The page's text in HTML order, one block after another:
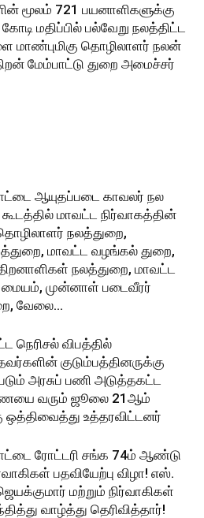
மூலம் 721 பயனாளிகளுக்கு
மதிப்பில் பல்வேறு நலத்திட்ட
மாண்புமிகு தொழிலாளர் நலன்
மேம்பாட்டு துறை அமைச்சர்
ஆயுதப்படை காவலர் நல
மாவட்ட நிர்வாகத்தின்
நலத்துறை,
மாவட்ட வழங்கல் துறை,
நலத்துறை, மாவட்ட
முன்னாள் படைவீரர்
வேலை...
நெரிசல் விபத்தில்
குடும்பத்தினருக்கு
அரசுப் பணி அடுத்தகட்ட
வரும் ஜூலை 21ஆம்
ஒத்திவைத்து உத்தரவிட்டனர்
ரோட்டரி சங்க 74ம் ஆண்டு
பதவியேற்பு விழா! எஸ்.
மற்றும் நிர்வாகிகள்
வாழ்த்து தெரிவித்தார்!